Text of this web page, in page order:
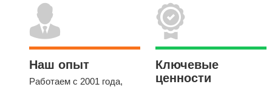
Наш опыт
Работаем с 2001 года,
Ключевые
ценности